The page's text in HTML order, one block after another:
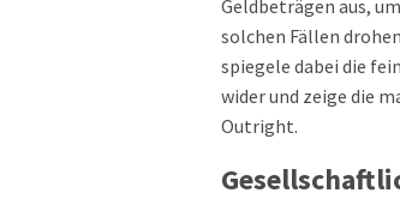
Geldbeträgen aus,
solchen Fällen
spiegele dabei die
wider und zeige die
Outright.